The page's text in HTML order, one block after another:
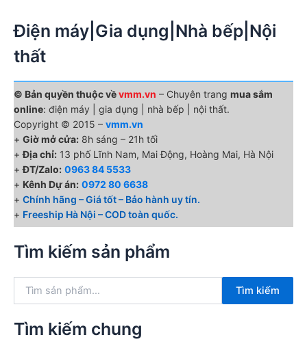
Điện máy|Gia dụng|Nhà bếp|Nội
thất
© Bản quyền thuộc vềvmm.vn – Chuyên trang mua sắm
online: điện máy | gia dụng | nhà bếp | nội thất.
Copyright © 2015 – vmm.vn
+ Giờ mở cửa: 8h sáng – 21h tối
+Địa chỉ: 13 phố Lĩnh Nam, Mai Động, Hoàng Mai, Hà Nội
+ĐT/Zalo: 0963 84 5533
+ Kênh Dự án: 0972 80 6638
+ Chính hãng – Giá tốt – Bảo hành uy tín.
+ Freeship Hà Nội – COD toàn quốc.
Tìm kiếm sản phẩm
k
Tìm kiếm
Tìm kiếm chung